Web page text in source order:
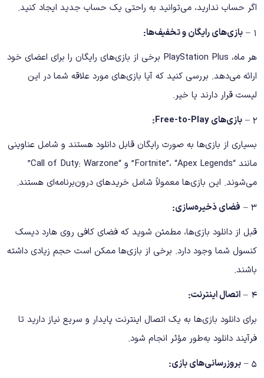
اگر حساب ندارید، می‌توانید به راحتی یک حساب جدید ایجاد کنید.
۱ –
بازی‌های رایگان و تخفیف‌ها:
هر ماه، PlayStation Plus برخی از بازی‌های رایگان را برای اعضای خود
ارائه می‌دهد. بررسی کنید که آیا بازی‌های مورد علاقه شما در این
لیست قرار دارند یا خیر.
۲ –
بازی‌های Free-to-Play:
بسیاری از بازی‌ها به صورت رایگان قابل دانلود هستند و شامل عناوینی
مانند “Fortnite”، “Apex Legends” و “Call of Duty: Warzone”
می‌شوند. این بازی‌ها معمولاً شامل خریدهای درون‌برنامه‌ای هستند.
۳ –
فضای ذخیره‌سازی:
قبل از دانلود بازی‌ها، مطمئن شوید که فضای کافی روی هارد دیسک
کنسول شما وجود دارد. برخی از بازی‌ها ممکن است حجم زیادی داشته
باشند.
۴ –
اتصال اینترنت:
برای دانلود بازی‌ها به یک اتصال اینترنت پایدار و سریع نیاز دارید تا
فرآیند دانلود به‌طور مؤثر انجام شود.
۵ –
بروزرسانی‌های بازی: